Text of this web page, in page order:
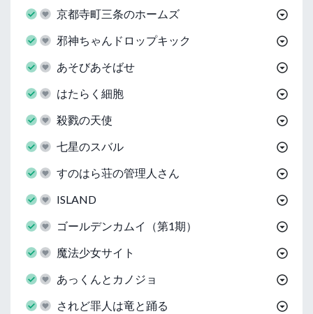
京都寺町三条のホームズ
邪神ちゃんドロップキック
あそびあそばせ
はたらく細胞
殺戮の天使
七星のスバル
すのはら荘の管理人さん
ISLAND
ゴールデンカムイ（第1期）
魔法少女サイト
あっくんとカノジョ
されど罪人は竜と踊る